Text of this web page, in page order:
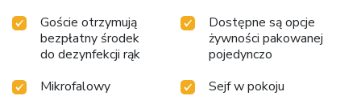
Goście otrzymują
bezpłatny środek
do dezynfekcji rąk
Dostępne są opcje
żywności pakowanej
pojedynczo
Mikrofalowy
Sejf w pokoju